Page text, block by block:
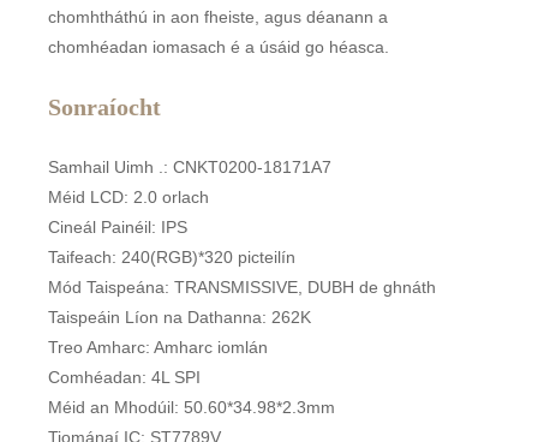
chomhtháthú in aon fheiste, agus déanann a
chomhéadan iomasach é a úsáid go héasca.
Sonraíocht
Samhail Uimh .: CNKT0200-18171A7
Méid LCD: 2.0 orlach
Cineál Painéil: IPS
Taifeach: 240(RGB)*320 picteilín
Mód Taispeána: TRANSMISSIVE, DUBH de ghnáth
Taispeáin Líon na Dathanna: 262K
Treo Amharc: Amharc iomlán
Comhéadan: 4L SPI
Méid an Mhodúil: 50.60*34.98*2.3mm
Tiománaí IC: ST7789V